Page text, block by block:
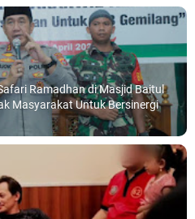
Ramadhan di Masjid Baitul
Masyarakat Untuk Bersinergi